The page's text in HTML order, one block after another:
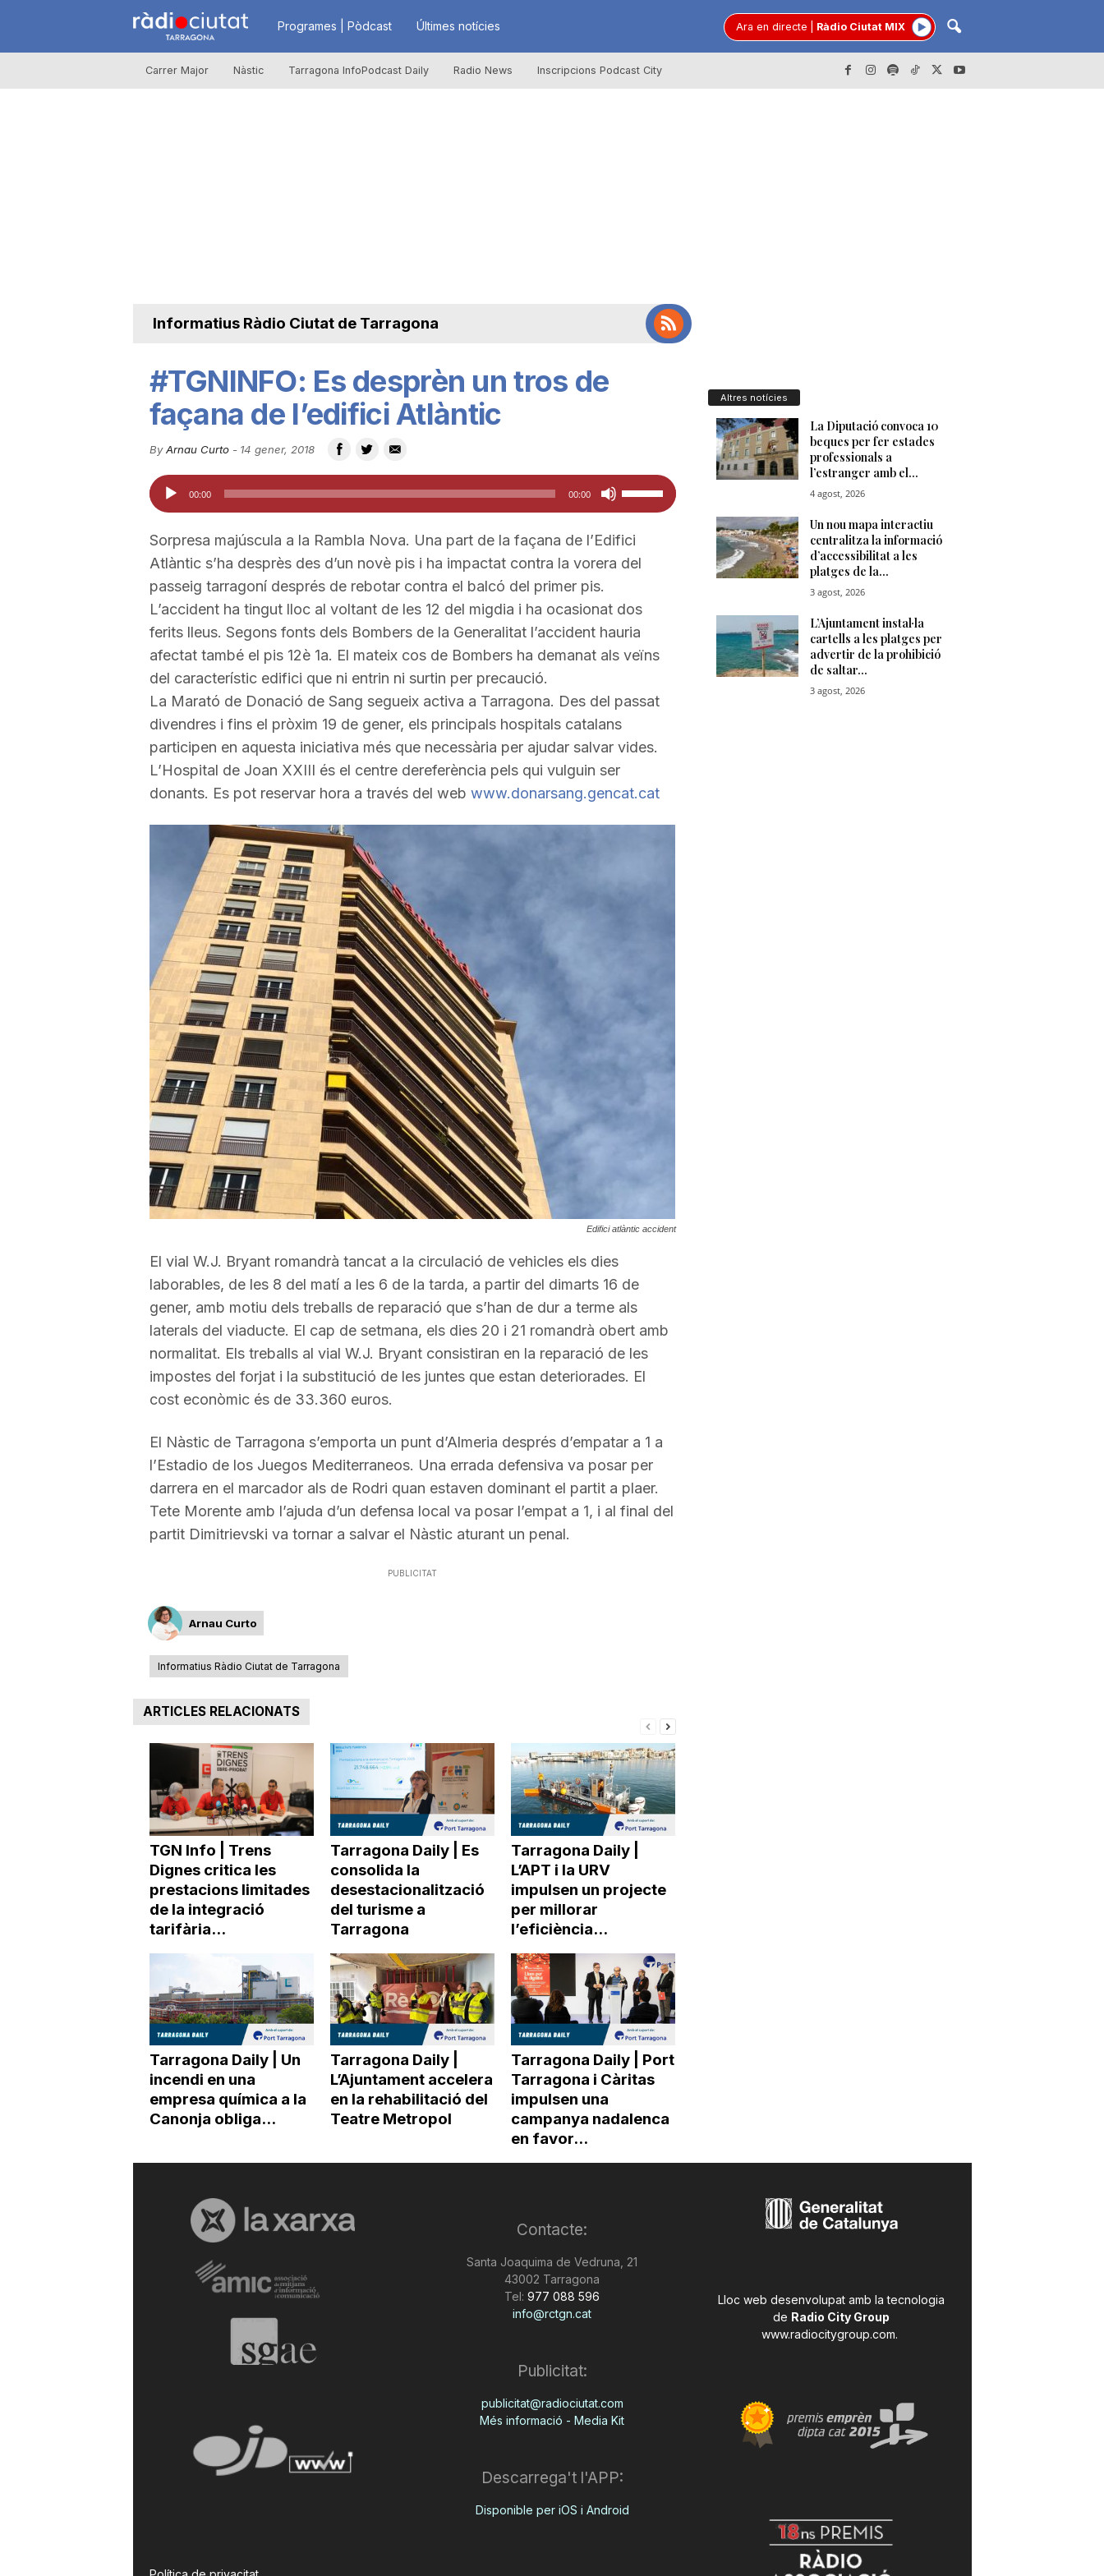
R
à
u
t
a
d
e
T
r
a
g
o
n
a
Programes | Pòdcast Últimes notícies Ara en directe Ràdio Ciutat MIX
Carrer Major Nàstic Tarragona InfoPodcast Daily Radio News Inscripcions Podcast City
Informatius Ràdio Ciutat de Tarragona
#TGNINFO: Es desprèn un tros de
façana de l’edifici Atlàntic
By Arnau Curto- 14 gener, 2018
Reproductor
d'àudio
00:00 00:00
Feu
servir
les
tecles
fletxa
cap
amunt/cap
per
a
incrementar
disminuir
Sorpresa majúscula a la Rambla Nova. Una part de la façana de l’Edifici
Atlàntic s’ha desprès des d’un novè pis i ha impactat contra la vorera del
passeig tarragoní després de rebotar contra el balcó del primer pis.
L’accident ha tingut lloc al voltant de les 12 del migdia i ha ocasionat dos
ferits lleus. Segons fonts dels Bombers de la Generalitat l’accident hauria
afectat també el pis 12è 1a. El mateix cos de Bombers ha demanat als veïns
del característic edifici que ni entrin ni surtin per precaució.
La Marató de Donació de Sang segueix activa a Tarragona. Des del passat
divendres i fins el pròxim 19 de gener, els principals hospitals catalans
participen en aquesta iniciativa més que necessària per ajudar salvar vides.
L’Hospital de Joan XXIII és el centre dereferència pels qui vulguin ser
donants. Es pot reservar hora a través del web www.donarsang.gencat.cat
Edifici atlàntic accident
El vial W.J. Bryant romandrà tancat a la circulació de vehicles els dies
laborables, de les 8 del matí a les 6 de la tarda, a partir del dimarts 16 de
gener, amb motiu dels treballs de reparació que s’han de dur a terme als
laterals del viaducte. El cap de setmana, els dies 20 i 21 romandrà obert amb
normalitat. Els treballs al vial W.J. Bryant consistiran en la reparació de les
impostes del forjat i la substitució de les juntes que estan deteriorades. El
cost econòmic és de 33.360 euros.
El Nàstic de Tarragona s’emporta un punt d’Almeria després d’empatar a 1 a
l’Estadio de los Juegos Mediterraneos. Una errada defensiva va posar per
darrera en el marcador als de Rodri quan estaven dominant el partit a plaer.
Tete Morente amb l’ajuda d’un defensa local va posar l’empat a 1, i al final del
partit Dimitrievski va tornar a salvar el Nàstic aturant un penal.
PUBLICITAT
Arnau Curto
Informatius Ràdio Ciutat de Tarragona
ARTICLES RELACIONATS
TGN Info | Trens
Dignes critica les
prestacions limitades
de la integració
tarifària...
Tarragona Daily | Es
consolida la
desestacionalització
del turisme a
Tarragona
Tarragona Daily |
L’APT i la URV
impulsen un projecte
per millorar
l’eficiència...
Tarragona Daily | Un
incendi en una
empresa química a la
Canonja obliga...
Tarragona Daily |
L’Ajuntament accelera
en la rehabilitació del
Teatre Metropol
Tarragona Daily | Port
Tarragona i Càritas
impulsen una
campanya nadalenca
en favor...
Altres notícies
Contacte:
Santa Joaquima de Vedruna, 21
43002 Tarragona
Tel: 977 088 596
info@rctgn.cat
Publicitat:
publicitat@radiociutat.com
Més informació - Media Kit
Descarrega't l'APP:
Disponible per iOS i Android
Lloc web desenvolupat amb la tecnologia
de Radio City Group
www.radiocitygroup.com.